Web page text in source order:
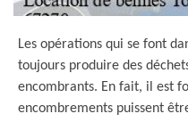
Les opérations qui se font
toujours produire des
encombrants. En fait, il est
encombrements puissent